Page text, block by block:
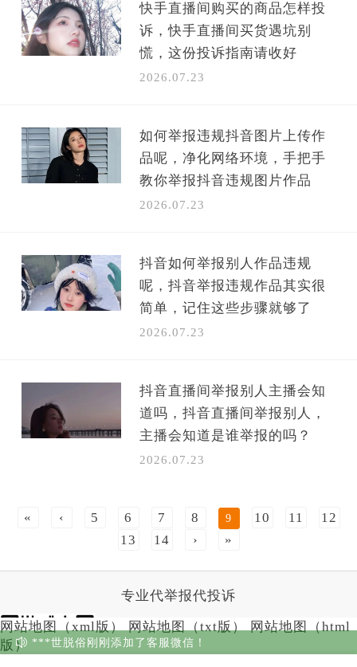
快手直播间购买的商品怎样投
诉，快手直播间买货遇坑别
慌，这份投诉指南请收好
2026.07.23
如何举报违规抖音图片上传作
品呢，净化网络环境，手把手
教你举报抖音违规图片作品
2026.07.23
抖音如何举报别人作品违规
呢，抖音举报违规作品其实很
简单，记住这些步骤就够了
2026.07.23
抖音直播间举报别人主播会知
道吗，抖音直播间举报别人，
主播会知道是谁举报的吗？
2026.07.23
« ‹ 5 6 7 8 9 10 11
12
13
14 › »
专业代举报代投诉
网站地图（xml版） 网站地图（txt版） 网站地图（html
版） ***世脱俗刚刚添加了客服微信！